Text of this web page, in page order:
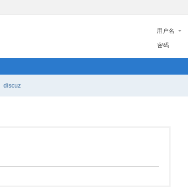
用户名
密码
discuz